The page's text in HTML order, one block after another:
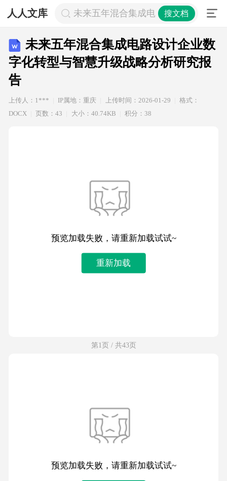
人人文库 未来五年混合集成电路设计企业数字
搜文档
未来五年混合集成电路设计企业数
字化转型与智慧升级战略分析研究报
告
上传人：1*** IP属地：重庆 上传时间：2026-01-29
格式：
DOCX
页数：43 大小：40.74KB 积分：38
预览加载失败，请重新加载试试~
重新加载
第1页 / 共43页
预览加载失败，请重新加载试试~